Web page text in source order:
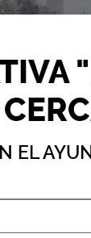
EL